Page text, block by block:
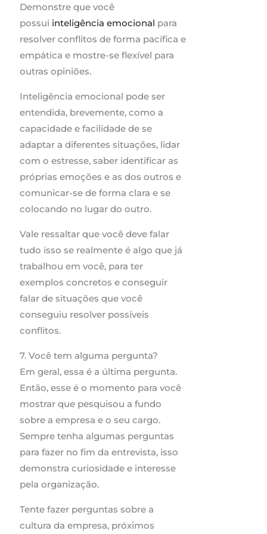
Demonstre que você
possui inteligência emocional para
resolver conflitos de forma pacífica e
empática e mostre-se flexível para
outras opiniões.
Inteligência emocional pode ser
entendida, brevemente, como a
capacidade e facilidade de se
adaptar a diferentes situações, lidar
com o estresse, saber identificar as
próprias emoções e as dos outros e
comunicar-se de forma clara e se
colocando no lugar do outro.
Vale ressaltar que você deve falar
tudo isso se realmente é algo que já
trabalhou em você, para ter
exemplos concretos e conseguir
falar de situações que você
conseguiu resolver possíveis
conflitos.
7. Você tem alguma pergunta?
Em geral, essa é a última pergunta.
Então, esse é o momento para você
mostrar que pesquisou a fundo
sobre a empresa e o seu cargo.
Sempre tenha algumas perguntas
para fazer no fim da entrevista, isso
demonstra curiosidade e interesse
pela organização.
Tente fazer perguntas sobre a
cultura da empresa, próximos